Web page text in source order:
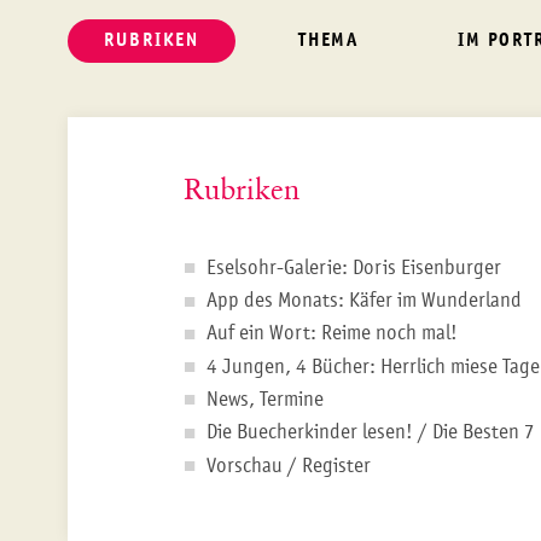
RUBRIKEN THEMA IM
Rubriken
Eselsohr-Galerie: Doris Eisenburger
App des Monats: Käfer im Wunderland
Auf ein Wort: Reime noch mal!
4 Jungen, 4 Bücher: Herrlich miese Tage
News, Termine
Die Buecherkinder lesen! / Die Besten 7
Vorschau / Register